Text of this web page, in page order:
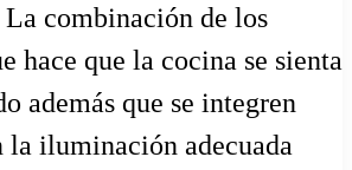
La combinación de los
hace que la cocina se sienta
además que se integren
la iluminación adecuada